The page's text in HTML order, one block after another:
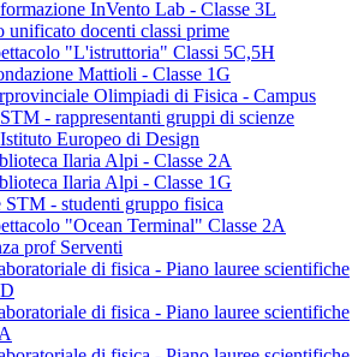
InVento Lab - Classe 3L
unificato docenti classi prime
"L'istruttoria" Classi 5C,5H
Mattioli - Classe 1G
Olimpiadi di Fisica - Campus
- rappresentanti gruppi di scienze
Europeo di Design
Ilaria Alpi - Classe 2A
Ilaria Alpi - Classe 1G
STM - studenti gruppo fisica
"Ocean Terminal" Classe 2A
prof Serventi
di fisica - Piano lauree scientifiche
di fisica - Piano lauree scientifiche